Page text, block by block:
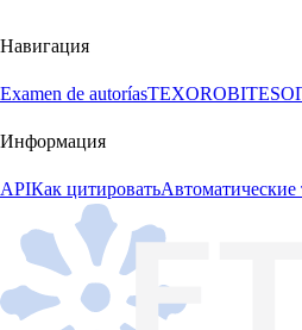
Навигация
Examen de autoríasTEXOROBITESO
Информация
APIКак цитировать